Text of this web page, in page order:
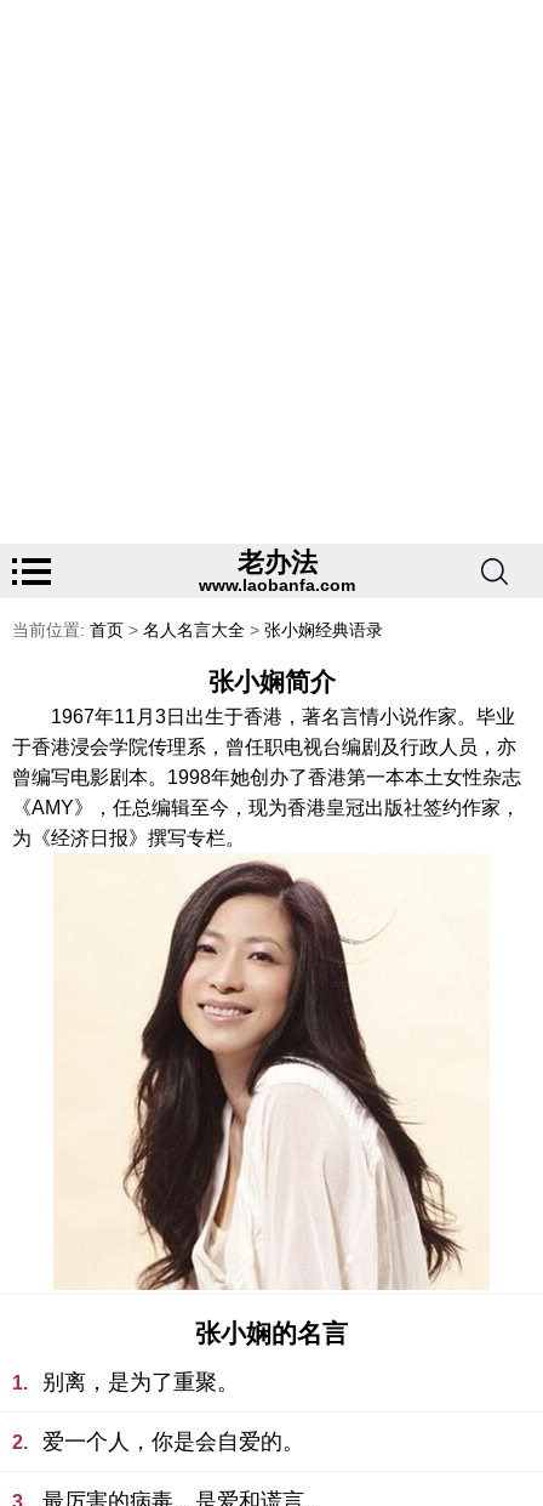
老办法
www.laobanfa.com
当前位置: 首页 > 名人名言大全 > 张小娴经典语录
张小娴简介
1967年11月3日出生于香港，著名言情小说作家。毕业
于香港浸会学院传理系，曾任职电视台编剧及行政人员，亦
曾编写电影剧本。1998年她创办了香港第一本本土女性杂志
《AMY》，任总编辑至今，现为香港皇冠出版社签约作家，
为《经济日报》撰写专栏。
张小娴的名言
1. 别离，是为了重聚。
2. 爱一个人，你是会自爱的。
3. 最厉害的病毒，是爱和谎言。